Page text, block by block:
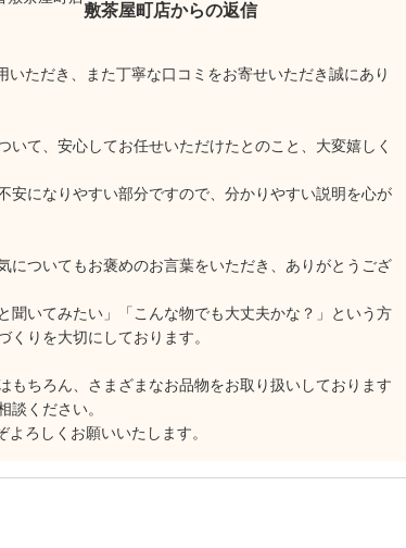
敷茶屋町店からの返信
ただき、また丁寧な口コミをお寄せいただき誠にあり
いて、安心してお任せいただけたとのこと、大変嬉しく
安になりやすい部分ですので、分かりやすい説明を心が
についてもお褒めのお言葉をいただき、ありがとうござ
聞いてみたい」「こんな物でも大丈夫かな？」という方
りを大切にしております。
もちろん、さまざまなお品物をお取り扱いしております
談ください。
ろしくお願いいたします。